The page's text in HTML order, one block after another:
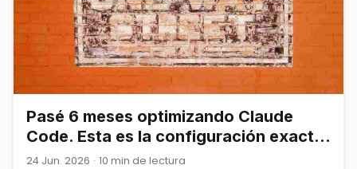
Pasé 6 meses optimizando Claude
Code. Esta es la configuración exacta
que por fin funcionó.
24 Jun. 2026 · 10 min de lectura